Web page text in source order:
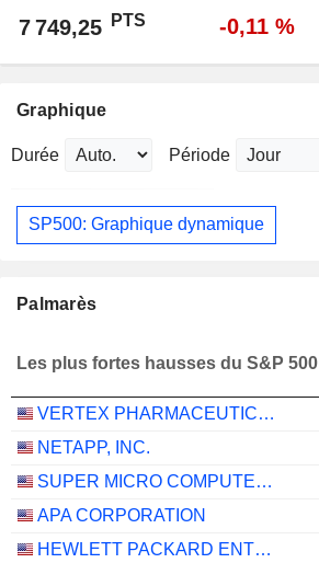
7 749,25 PTS -0,11 %
Graphique
Durée Période
SP500: Graphique dynamique
Palmarès
Les plus fortes hausses du S&P 500
VERTEX PHARMACEUTICALS INCORPORATED
NETAPP, INC.
SUPER MICRO COMPUTER, INC.
APA CORPORATION
HEWLETT PACKARD ENTERPRISE COMPANY